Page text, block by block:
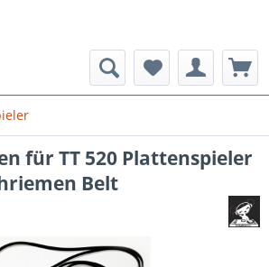
für TT 520 Plattenspieler
Belt